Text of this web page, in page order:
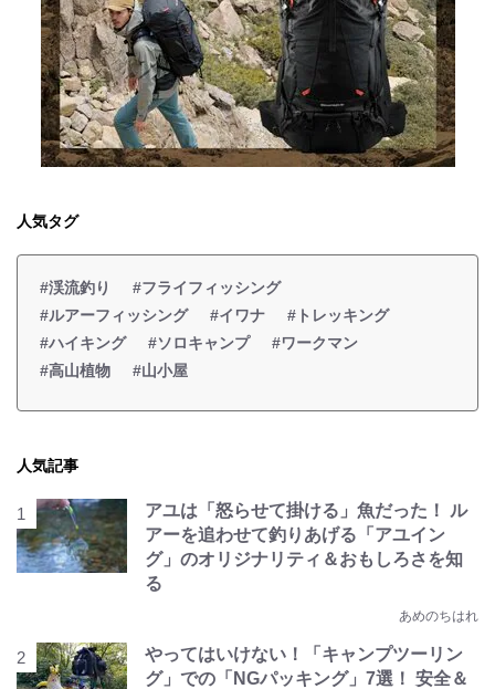
人気タグ
#渓流釣り
#フライフィッシング
#ルアーフィッシング
#イワナ
#トレッキング
#ハイキング
#ソロキャンプ
#ワークマン
#高山植物
#山小屋
人気記事
アユは「怒らせて掛ける」魚だった！ ル
アーを追わせて釣りあげる「アユイン
グ」のオリジナリティ＆おもしろさを知
る
あめのちはれ
やってはいけない！「キャンプツーリン
グ」での「NGパッキング」7選！ 安全＆